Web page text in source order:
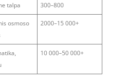
talpa 300–800
osmoso
2000–15 000+
10 000–50 000+